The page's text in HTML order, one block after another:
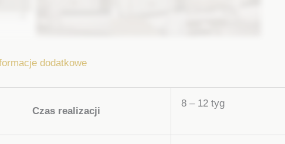
dodatkowe
Czas realizacji
8 – 12 tyg